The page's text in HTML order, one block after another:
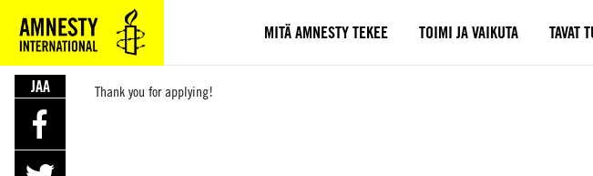
VARSINAISEEN
SISÄLTÖÖN
MITÄ AMNESTY TEKEE TOIMI JA VAIKUTA TAVAT
Thank you for applying!
JAA